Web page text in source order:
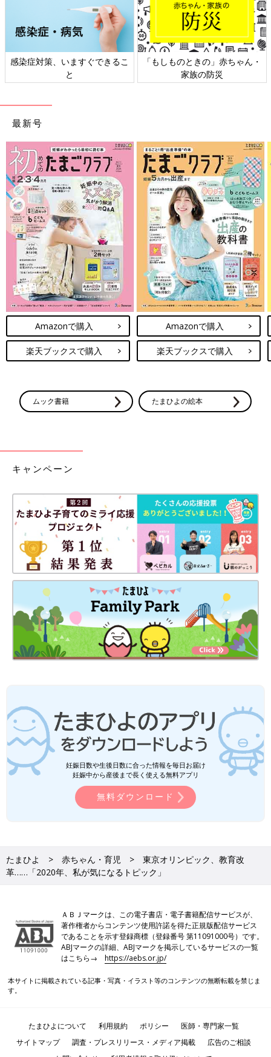
感染症対策、いますぐできるこ
と
「もしものときの」赤ちゃん・
家族の防災
最新号
Amazonで購入
楽天ブックスで購入
Amazonで購入
楽天ブックスで購入
ムック書籍 たまひよの絵本
キャンペーン
妊娠日数や生後日数に合った情報を毎日お届け
妊娠中から産後まで長く使える無料アプリ
無料ダウンロード
たまひよ 赤ちゃん・育児
東京オリンピック、教育改
革……「2020年、私が気になるトピック」
ＡＢＪマークは、この電子書店・電子書籍配信サービスが、
著作権者からコンテンツ使用許諾を得た正規版配信サービス
であることを示す登録商標（登録番号 第11091000号）です。
ABJマークの詳細、ABJマークを掲示しているサービスの一覧
はこちら→https://aebs.or.jp/
本サイトに掲載されている記事・写真・イラスト等のコンテンツの無断転載を禁じま
す。
たまひよについて 利用規約 ポリシー
医師・専門家一覧
サイトマップ
調査・プレスリリース・メディア掲載
広告のご相談